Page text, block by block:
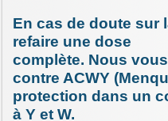
En cas de doute sur
refaire une dose
complète. Nous
contre ACWY
protection dans un
à Y et W.